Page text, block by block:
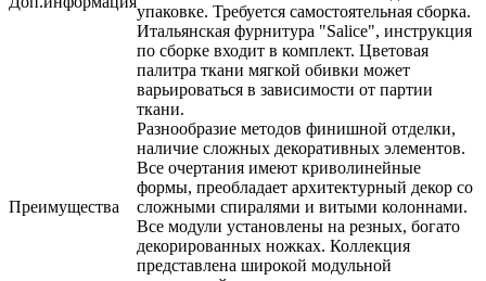
упаковке. Требуется самостоятельная сборка.
Итальянская фурнитура "Salice", инструкция
по сборке входит в комплект. Цветовая
палитра ткани мягкой обивки может
варьироваться в зависимости от партии
ткани.
Преимущества
Разнообразие методов финишной отделки,
наличие сложных декоративных элементов.
Все очертания имеют криволинейные
формы, преобладает архитектурный декор со
сложными спиралями и витыми колоннами.
Все модули установлены на резных, богато
декорированных ножках. Коллекция
представлена широкой модульной